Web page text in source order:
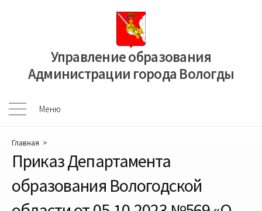
Управление образования
Администрации города Вологды
Меню
Меню
Главная >
Приказ Департамента
образования Вологодской